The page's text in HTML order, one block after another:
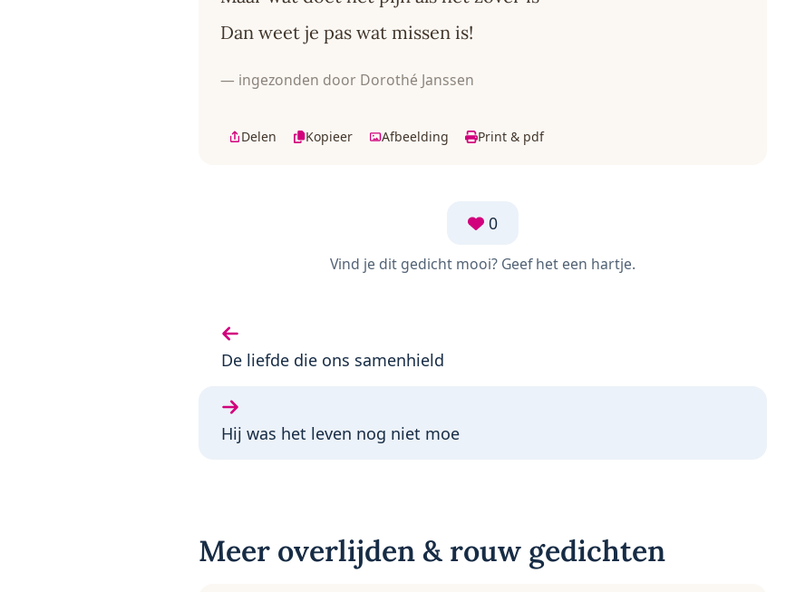
Dan weet je pas wat missen is!
— ingezonden door Dorothé Janssen
Delen Kopieer Afbeelding Print & pdf
0
Vind je dit gedicht mooi? Geef het een hartje.
Vorige gedicht:
De liefde die ons samenhield
Volgende gedicht:
Hij was het leven nog niet moe
Meer overlijden & rouw gedichten